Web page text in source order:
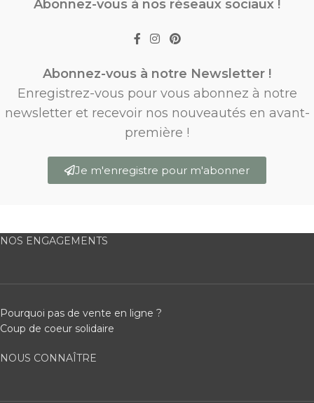
Abonnez-vous à nos réseaux sociaux !
Abonnez-vous à notre Newsletter !
Enregistrez-vous pour vous abonnez à notre
newsletter et recevoir nos nouveautés en avant-
première !
Je m'enregistre pour m'abonner
NOS ENGAGEMENTS
Pourquoi pas de vente en ligne ?
Coup de coeur solidaire
NOUS CONNAÎTRE